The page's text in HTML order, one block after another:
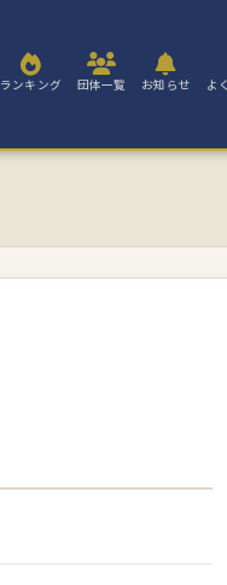
ランキング 団体一覧 お知らせ よ